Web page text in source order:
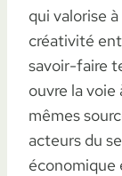
qui valorise
créativité
savoir-faire
ouvre la
mêmes
acteurs du
économique